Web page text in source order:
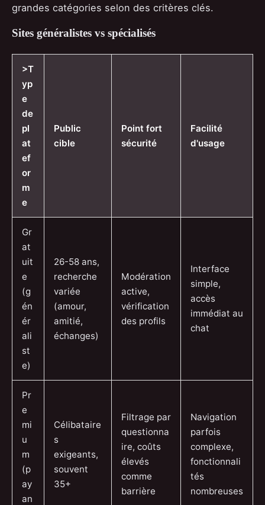
grandes catégories selon des critères clés.
Sites généralistes vs spécialisés
>T
yp
e
de
pl
at
ef
or
m
e
Public
cible
Point fort
sécurité
Facilité
d'usage
Gr
at
uit
e
(g
én
ér
ali
st
e)
26-58 ans,
recherche
variée
(amour,
amitié,
échanges)
Modération
active,
vérification
des profils
Interface
simple,
accès
immédiat au
chat
Pr
e
mi
u
m
(p
ay
an
Célibataire
s
exigeants,
souvent
35+
Filtrage par
questionna
ire, coûts
élevés
comme
barrière
Navigation
parfois
complexe,
fonctionnali
tés
nombreuses